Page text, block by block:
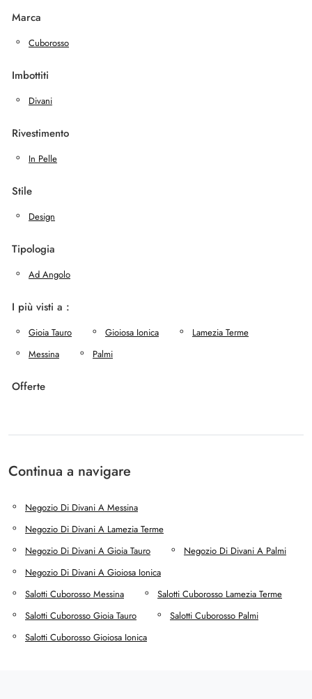
Marca
Cuborosso
Imbottiti
Divani
Rivestimento
In Pelle
Stile
Design
Tipologia
Ad Angolo
I più visti a :
Gioia Tauro Gioiosa Ionica
Lamezia Terme
Messina
Palmi
Offerte
Continua a navigare
Negozio Di Divani A Messina
Negozio Di Divani A Lamezia Terme
Negozio Di Divani A Gioia Tauro
Negozio Di Divani A Palmi
Negozio Di Divani A Gioiosa Ionica
Salotti Cuborosso Messina
Salotti Cuborosso Lamezia Terme
Salotti Cuborosso Gioia Tauro
Salotti Cuborosso Palmi
Salotti Cuborosso Gioiosa Ionica